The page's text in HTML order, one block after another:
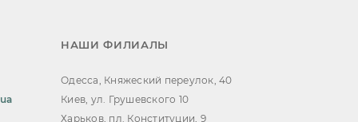
НАШИ ФИЛИАЛЫ
Одесса, Княжеский переулок, 40
Киев, ул. Грушевского 10
Харьков, пл. Конституции, 9